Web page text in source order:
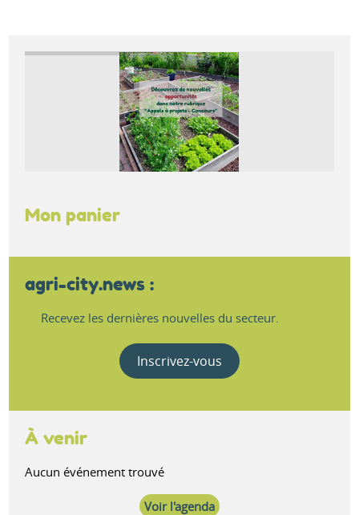
Mon panier
agri-city.news :
Recevez les dernières nouvelles du secteur.
Inscrivez-vous
À venir
Aucun événement trouvé
Voir l'agenda